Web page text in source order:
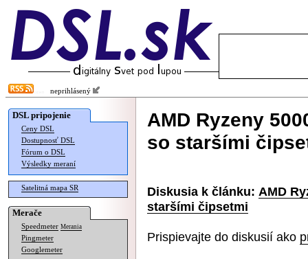
neprihlásený
DSL pripojenie
Ceny DSL
Dostupnosť DSL
Fórum o DSL
Výsledky meraní
Satelitná mapa SR
Merače
Speedmeter Merania
Pingmeter
Googlemeter
AMD Ryzeny
so staršími
Diskusia k článku: AMD
staršími čipsetmi
Prispievajte do diskusií ako